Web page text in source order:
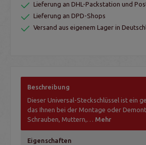
Lieferung an DHL-Packstation und
Lieferung an DPD-Shops
Versand aus eigenem Lager in
Beschreibung
Dieser Universal-Steckschlüssel ist ein
das Ihnen bei der Montage oder
Schrauben, Muttern,… Mehr
Eigenschaften